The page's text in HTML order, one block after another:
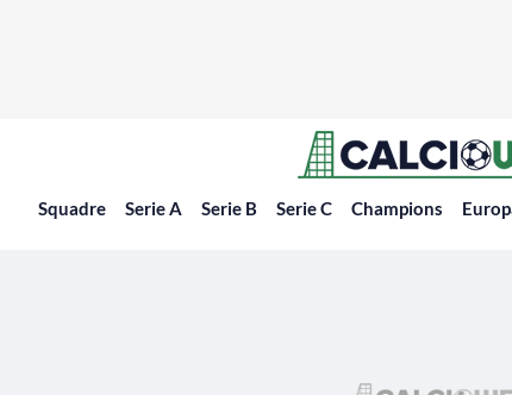
Squadre Serie A Serie B Serie C Champions